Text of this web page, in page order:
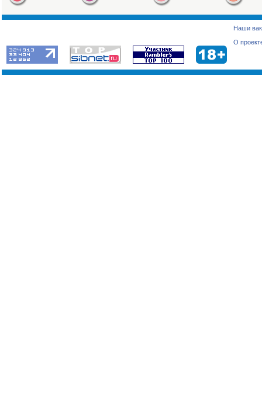
Наши
О